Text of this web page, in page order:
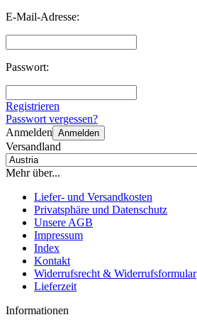
E-Mail-Adresse:
Passwort:
Registrieren
Passwort vergessen?
Anmelden Anmelden
Versandland
Mehr über...
Liefer- und Versandkosten
Privatsphäre und Datenschutz
Unsere AGB
Impressum
Index
Kontakt
Widerrufsrecht & Widerrufsformular
Lieferzeit
Informationen